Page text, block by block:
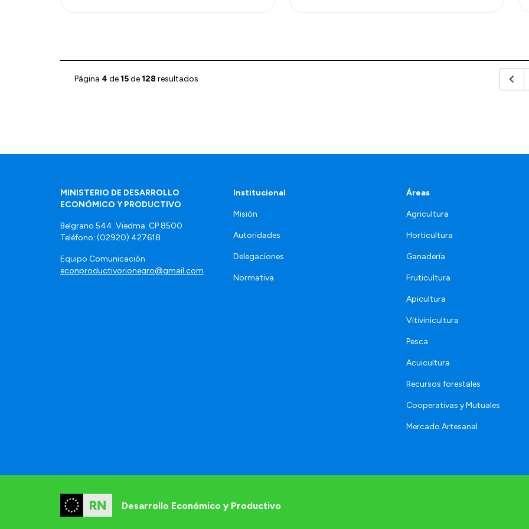
Página 4 de 15de 128 resultados
MINISTERIO DE DESARROLLO
ECONÓMICO Y PRODUCTIVO
Belgrano 544. Viedma. CP 8500
Teléfono: (02920) 427618
Equipo Comunicación
econproductivorionegro@gmail.com
Institucional
Misión
Autoridades
Delegaciones
Normativa
Áreas
Agricultura
Horticultura
Ganadería
Fruticultura
Apicultura
Vitivinicultura
Pesca
Acuicultura
Recursos forestales
Cooperativas y Mutuales
Mercado Artesanal
Desarrollo Económico y Productivo